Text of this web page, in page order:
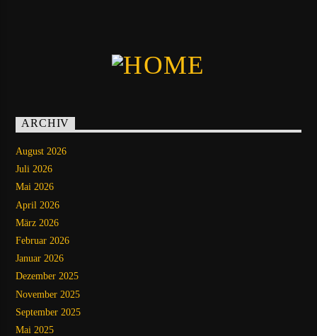
ARCHIV
August 2026
Juli 2026
Mai 2026
April 2026
März 2026
Februar 2026
Januar 2026
Dezember 2025
November 2025
September 2025
Mai 2025